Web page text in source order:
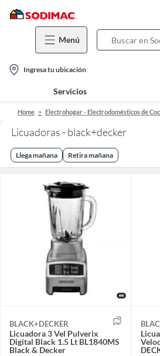
Menú
location-
icon
Ingresa tu ubicación
Servicios
Home Electrohogar - Electrodomésticos de
Licuadoras - black+decker
Llega mañana Retira mañana
BLACK+DECKER
Licuadora 3 Vel Pulverix
Digital Black 1.5 Lt BL1840MS
Black & Decker